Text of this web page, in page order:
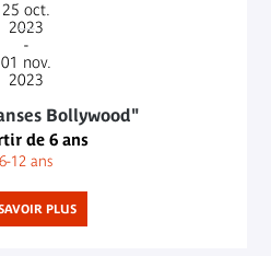
25 oct.
2023
-
01 nov.
2023
Bollywood"
de 6 ans
6-12 ans
PLUS